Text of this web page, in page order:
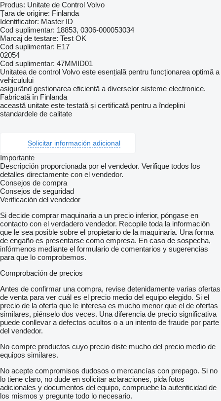
Produs: Unitate de Control Volvo
Țara de origine: Finlanda
Identificator: Master ID
Cod suplimentar: 18853, 0306-000053034
Marcaj de testare: Test OK
Cod suplimentar: E17
02054
Cod suplimentar: 47MMID01
Unitatea de control Volvo este esențială pentru funcționarea optimă a
vehiculului
asigurând gestionarea eficientă a diverselor sisteme electronice.
Fabricată în Finlanda
această unitate este testată și certificată pentru a îndeplini
standardele de calitate
Solicitar información adicional
Importante
Descripción proporcionada por el vendedor. Verifique todos los
detalles directamente con el vendedor.
Consejos de compra
Consejos de seguridad
Verificación del vendedor
Si decide comprar maquinaria a un precio inferior, póngase en
contacto con el verdadero vendedor. Recopile toda la información
que le sea posible sobre el propietario de la maquinaria. Una forma
de engaño es presentarse como empresa. En caso de sospecha,
infórmenos mediante el formulario de comentarios y sugerencias
para que lo comprobemos.
Comprobación de precios
Antes de confirmar una compra, revise detenidamente varias ofertas
de venta para ver cuál es el precio medio del equipo elegido. Si el
precio de la oferta que le interesa es mucho menor que el de ofertas
similares, piénselo dos veces. Una diferencia de precio significativa
puede conllevar a defectos ocultos o a un intento de fraude por parte
del vendedor.
No compre productos cuyo precio diste mucho del precio medio de
equipos similares.
No acepte compromisos dudosos o mercancías con prepago. Si no
lo tiene claro, no dude en solicitar aclaraciones, pida fotos
adicionales y documentos del equipo, compruebe la autenticidad de
los mismos y pregunte todo lo necesario.